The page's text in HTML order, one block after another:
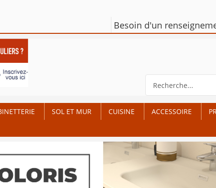
Besoin d'un
SOL ET MUR CUISINE ACCESSOIRE